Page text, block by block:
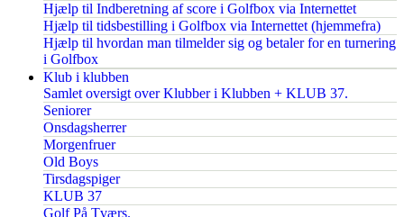
Hjælp til Indberetning af score i Golfbox via Internettet
Hjælp til tidsbestilling i Golfbox via Internettet (hjemmefra)
Hjælp til hvordan man tilmelder sig og betaler for en turnering
i Golfbox
Klub i klubben
Samlet oversigt over Klubber i Klubben + KLUB 37.
Seniorer
Onsdagsherrer
Morgenfruer
Old Boys
Tirsdagspiger
KLUB 37
Golf På Tværs.